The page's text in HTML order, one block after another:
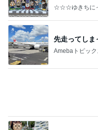
☆☆☆ゆきち
先走ってしま
Amebaトピック